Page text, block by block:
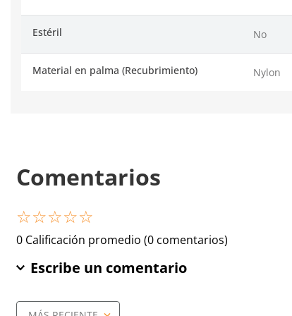
Estéril No
Material en palma (Recubrimiento) Nylon
Comentarios
☆☆☆☆☆
0 Calificación promedio (0 comentarios)
Escribe un comentario